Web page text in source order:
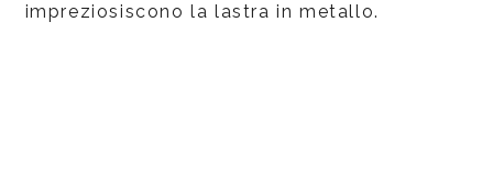
impreziosiscono la lastra in metallo.